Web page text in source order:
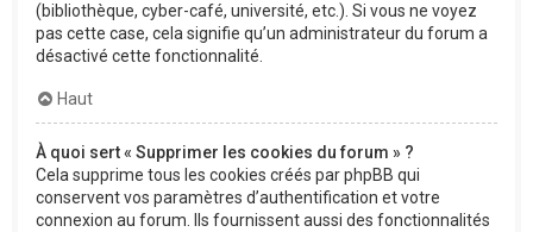
(bibliothèque, cyber-café, université, etc.). Si vous ne voyez
pas cette case, cela signifie qu’un administrateur du forum a
désactivé cette fonctionnalité.
Haut
À quoi sert « Supprimer les cookies du forum » ?
Cela supprime tous les cookies créés par phpBB qui
conservent vos paramètres d’authentification et votre
connexion au forum. Ils fournissent aussi des fonctionnalités